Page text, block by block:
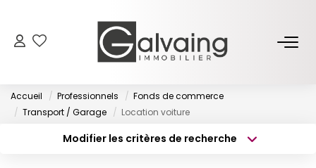
À Vendre
Accueil Professionnels
Fonds de commerce
Transport / Garage
Location voiture
Modifier les critères de recherche